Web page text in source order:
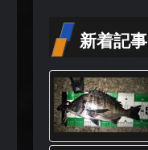
新着記事